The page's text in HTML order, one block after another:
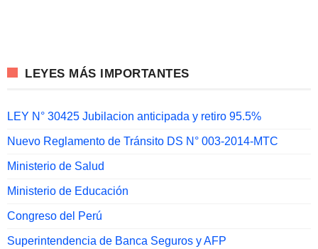
LEYES MÁS IMPORTANTES
LEY N° 30425 Jubilacion anticipada y retiro 95.5%
Nuevo Reglamento de Tránsito DS N° 003-2014-MTC
Ministerio de Salud
Ministerio de Educación
Congreso del Perú
Superintendencia de Banca Seguros y AFP